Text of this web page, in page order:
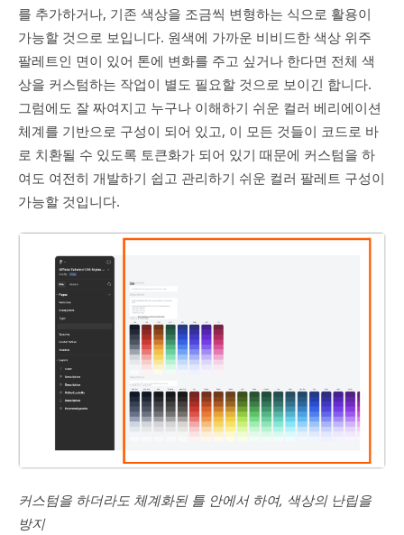
를 추가하거나, 기존 색상을 조금씩 변형하는 식으로 활용이
가능할 것으로 보입니다. 원색에 가까운 비비드한 색상 위주
팔레트인 면이 있어 톤에 변화를 주고 싶거나 한다면 전체 색
상을 커스텀하는 작업이 별도 필요할 것으로 보이긴 합니다.
그럼에도 잘 짜여지고 누구나 이해하기 쉬운 컬러 베리에이션
체계를 기반으로 구성이 되어 있고, 이 모든 것들이 코드로 바
로 치환될 수 있도록 토큰화가 되어 있기 때문에 커스텀을 하
여도 여전히 개발하기 쉽고 관리하기 쉬운 컬러 팔레트 구성이
가능할 것입니다.
커스텀을 하더라도 체계화된 틀 안에서 하여, 색상의 난립을
방지